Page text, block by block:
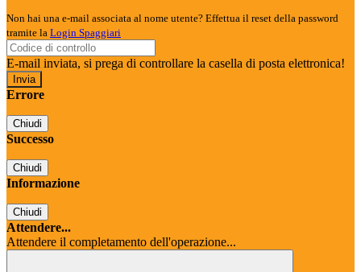
Non hai una e-mail associata al nome utente? Effettua il reset della password
tramite la Login Spaggiari
E-mail inviata, si prega di controllare la casella di posta elettronica!
Errore
Chiudi
Successo
Chiudi
Informazione
Chiudi
Attendere...
Attendere il completamento dell'operazione...